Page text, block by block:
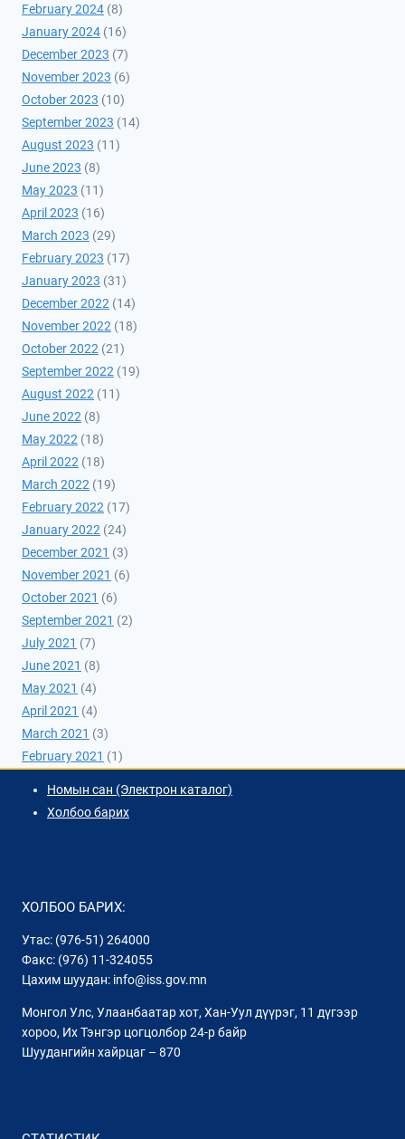
February 2024 (8)
January 2024 (16)
December 2023 (7)
November 2023 (6)
October 2023 (10)
September 2023 (14)
August 2023 (11)
June 2023 (8)
May 2023 (11)
April 2023 (16)
March 2023 (29)
February 2023 (17)
January 2023 (31)
December 2022 (14)
November 2022 (18)
October 2022 (21)
September 2022 (19)
August 2022 (11)
June 2022 (8)
May 2022 (18)
April 2022 (18)
March 2022 (19)
February 2022 (17)
January 2022 (24)
December 2021 (3)
November 2021 (6)
October 2021 (6)
September 2021 (2)
July 2021 (7)
June 2021 (8)
May 2021 (4)
April 2021 (4)
March 2021 (3)
February 2021 (1)
Номын сан (Электрон каталог)
Холбоо барих
ХОЛБОО БАРИХ:
Утас: (976-51) 264000
Факс: (976) 11-324055
Цахим шуудан: info@iss.gov.mn
Монгол Улс, Улаанбаатар хот, Хан-Уул дүүрэг, 11 дүгээр
хороо, Их Тэнгэр цогцолбор 24-р байр
Шуудангийн хайрцаг – 870